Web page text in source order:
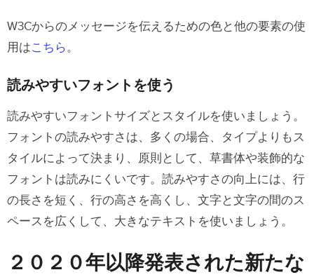
W3Cからのメッセージを伝えるための色と他の要素の使
用はこちら。
読みやすいフォントを使う
読みやすいフォントサイズとスタイルを使いましょう。
フォントの読みやすさは、多くの場合、タイプよりもス
タイルによって決まり、原則として、草書体や装飾的な
フォントは読みにくいです。読みやすさの向上には、行
の長さを短く、行の高さを高くし、文字と文字の間のス
ペースを広くして、大きなテキストを使いましょう。
２０２０年以降発表された新たな